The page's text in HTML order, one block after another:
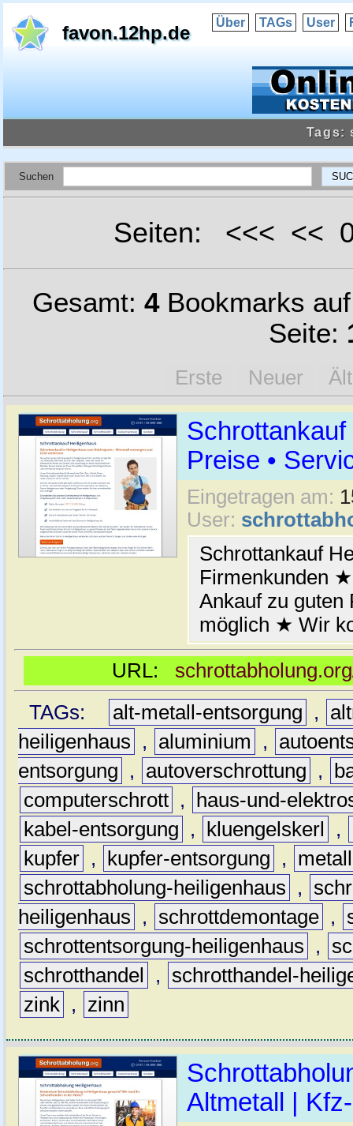
favon.12hp.de Über TAGs User
Tags:
Suchen
Seiten: <<< <<
Gesamt: 4Bookmarks
Seite:
Erste Neuer
Schrottankauf
Preise •
Eingetragen am:
User:
Schrottankauf
Firmenkunden
Ankauf zu
möglich ★ Wir
URL:
TAGs:
alt-metall-entsorgung ,
heiligenhaus
, aluminium ,
entsorgung
, autoverschrottung ,
computerschrott ,
haus-und-
kabel-entsorgung
, kluengelskerl ,
kupfer , kupfer-entsorgung ,
metall
schrottabholung-heiligenhaus
,
heiligenhaus
, schrottdemontage ,
schrottentsorgung-heiligenhaus
,
schrotthandel
,
schrotthandel-
zink , zinn
Altmetall |